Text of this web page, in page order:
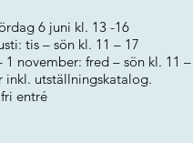
6 juni kl. 13 -16
tis – sön kl. 11 – 17
1 november: fred – sön kl. 11 –
inkl. utställningskatalog.
entré